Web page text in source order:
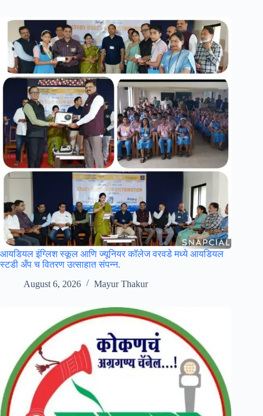
आयडियल इंग्लिश स्कूल आणि ज्यूनियर कॉलेज वरवडे मध्ये आयडियल
स्टडी अँप च वितरण उत्साहात संपन्न.
August 6, 2026
Mayur Thakur